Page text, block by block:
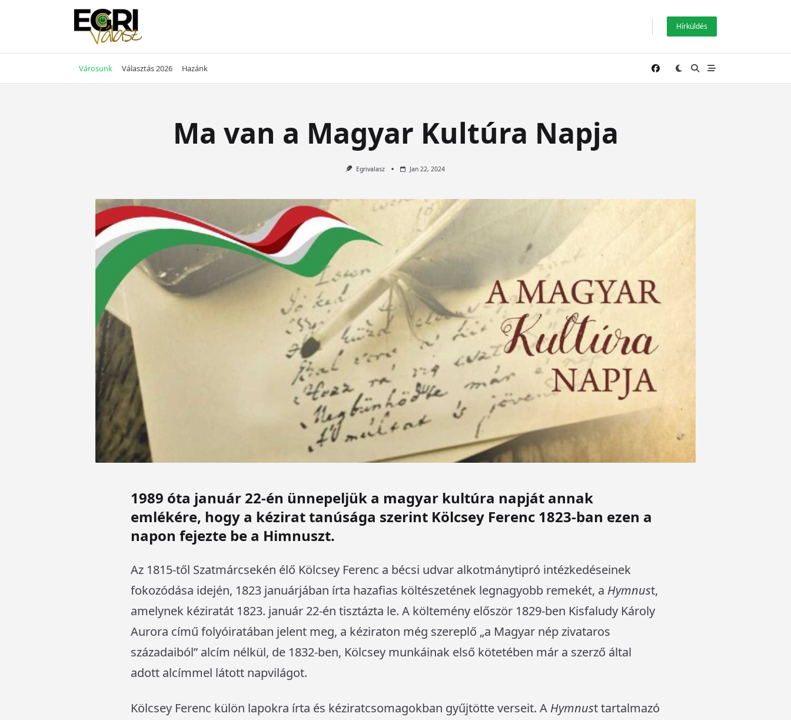
Hírküldés
Városunk Választás 2026 Hazánk
Ma van a Magyar Kultúra Napja
Egrivalasz Jan 22, 2024
1989 óta január 22-én ünnepeljük a magyar kultúra napját annak
emlékére, hogy a kézirat tanúsága szerint Kölcsey Ferenc 1823-ban ezen a
napon fejezte be a Himnuszt.
Az 1815-től Szatmárcsekén élő Kölcsey Ferenc a bécsi udvar alkotmánytipró intézkedéseinek
fokozódása idején, 1823 januárjában írta hazafias költészetének legnagyobb remekét, a Hymnust,
amelynek kéziratát 1823. január 22-én tisztázta le. A költemény először 1829-ben Kisfaludy Károly
Aurora című folyóiratában jelent meg, a kéziraton még szereplő „a Magyar nép zivataros
századaiból” alcím nélkül, de 1832-ben, Kölcsey munkáinak első kötetében már a szerző által
adott alcímmel látott napvilágot.
Kölcsey Ferenc külön lapokra írta és kéziratcsomagokban gyűjtötte verseit. A Hymnust tartalmazó